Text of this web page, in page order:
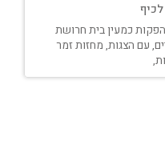
כמעין בית חרושת
עם הצגות, מחזות זמר